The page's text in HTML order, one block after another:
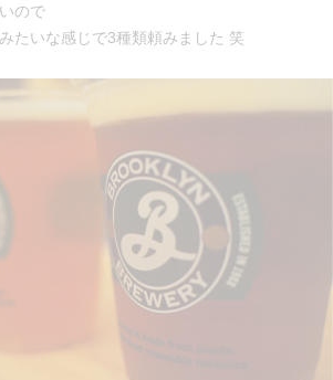
ので
たいな感じで3種類頼みました 笑